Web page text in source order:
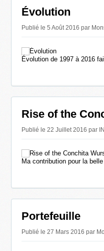
Évolution
Publié le 5 Août 2016 par
Évolution de 1997 à 2016
Rise of the
Publié le 22 Juillet 2016 par
Ma contribution pour la
Portefeuille
Publié le 27 Mars 2016 par